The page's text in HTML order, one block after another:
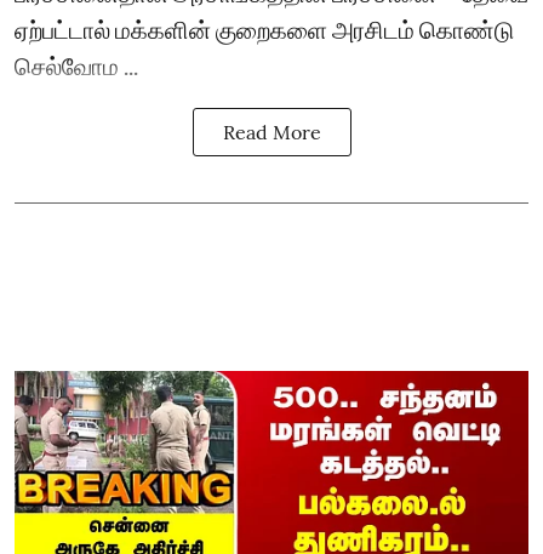
ஏற்பட்டால் மக்களின் குறைகளை அரசிடம் கொண்டு
செல்வோம ...
Read More